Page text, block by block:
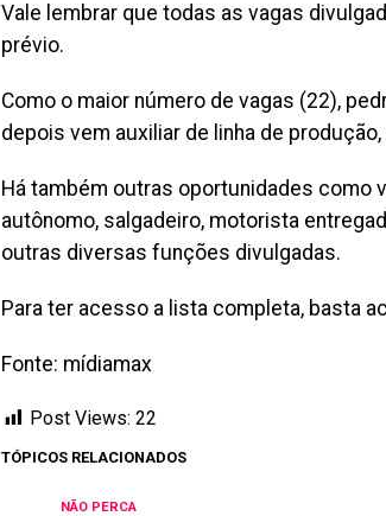
Vale lembrar que todas as vagas
prévio.
Como o maior número de vagas (22),
depois vem auxiliar de linha de
Há também outras oportunidades como
autônomo, salgadeiro, motorista
outras diversas funções divulgadas.
Para ter acesso a lista completa, basta
Fonte: mídiamax
Post Views: 22
TÓPICOS RELACIONADOS
NÃO PERCA